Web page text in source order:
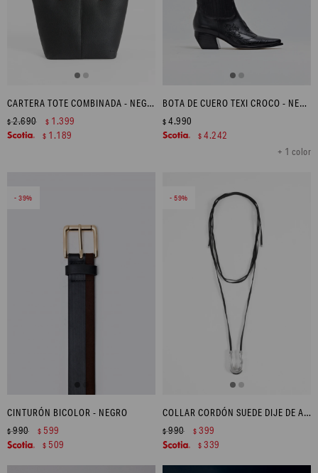
CARTERA TOTE COMBINADA - NEGRO
$2.690 $ 1.399
$ 1.189
BOTA DE CUERO TEXI CROCO - NEGRO
+ 1 color
$ 4.990
$ 4.242
39
CINTURÓN BICOLOR - NEGRO
$990 $ 599
$ 509
59
COLLAR CORDÓN SUEDE DIJE DE ACERO - PLATEADO
$990 $ 399
$ 339